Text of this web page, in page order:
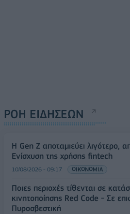
ΡΟΗ ΕΙΔΗΣΕΩΝ
Η Gen Z αποταμιεύει λιγότερο,
Ενίσχυση της χρήσης fintech
10/08/2026 - 09:17 ΟΙΚΟΝΟΜΙΑ
Ποιες περιοχές τίθενται σε
κινητοποίησης Red Code - Σε
Πυροσβεστική